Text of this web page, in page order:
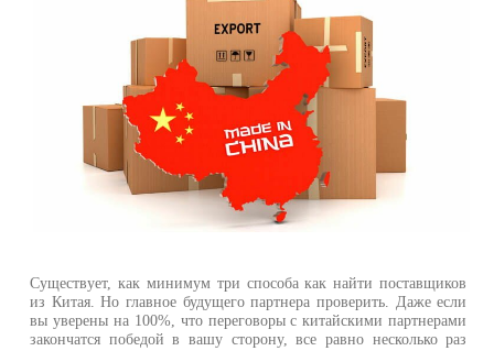
Существует, как минимум три способа как найти поставщиков
из Китая. Но главное будущего партнера проверить. Даже если
вы уверены на 100%, что переговоры с китайскими партнерами
закончатся победой в вашу сторону, все равно несколько раз